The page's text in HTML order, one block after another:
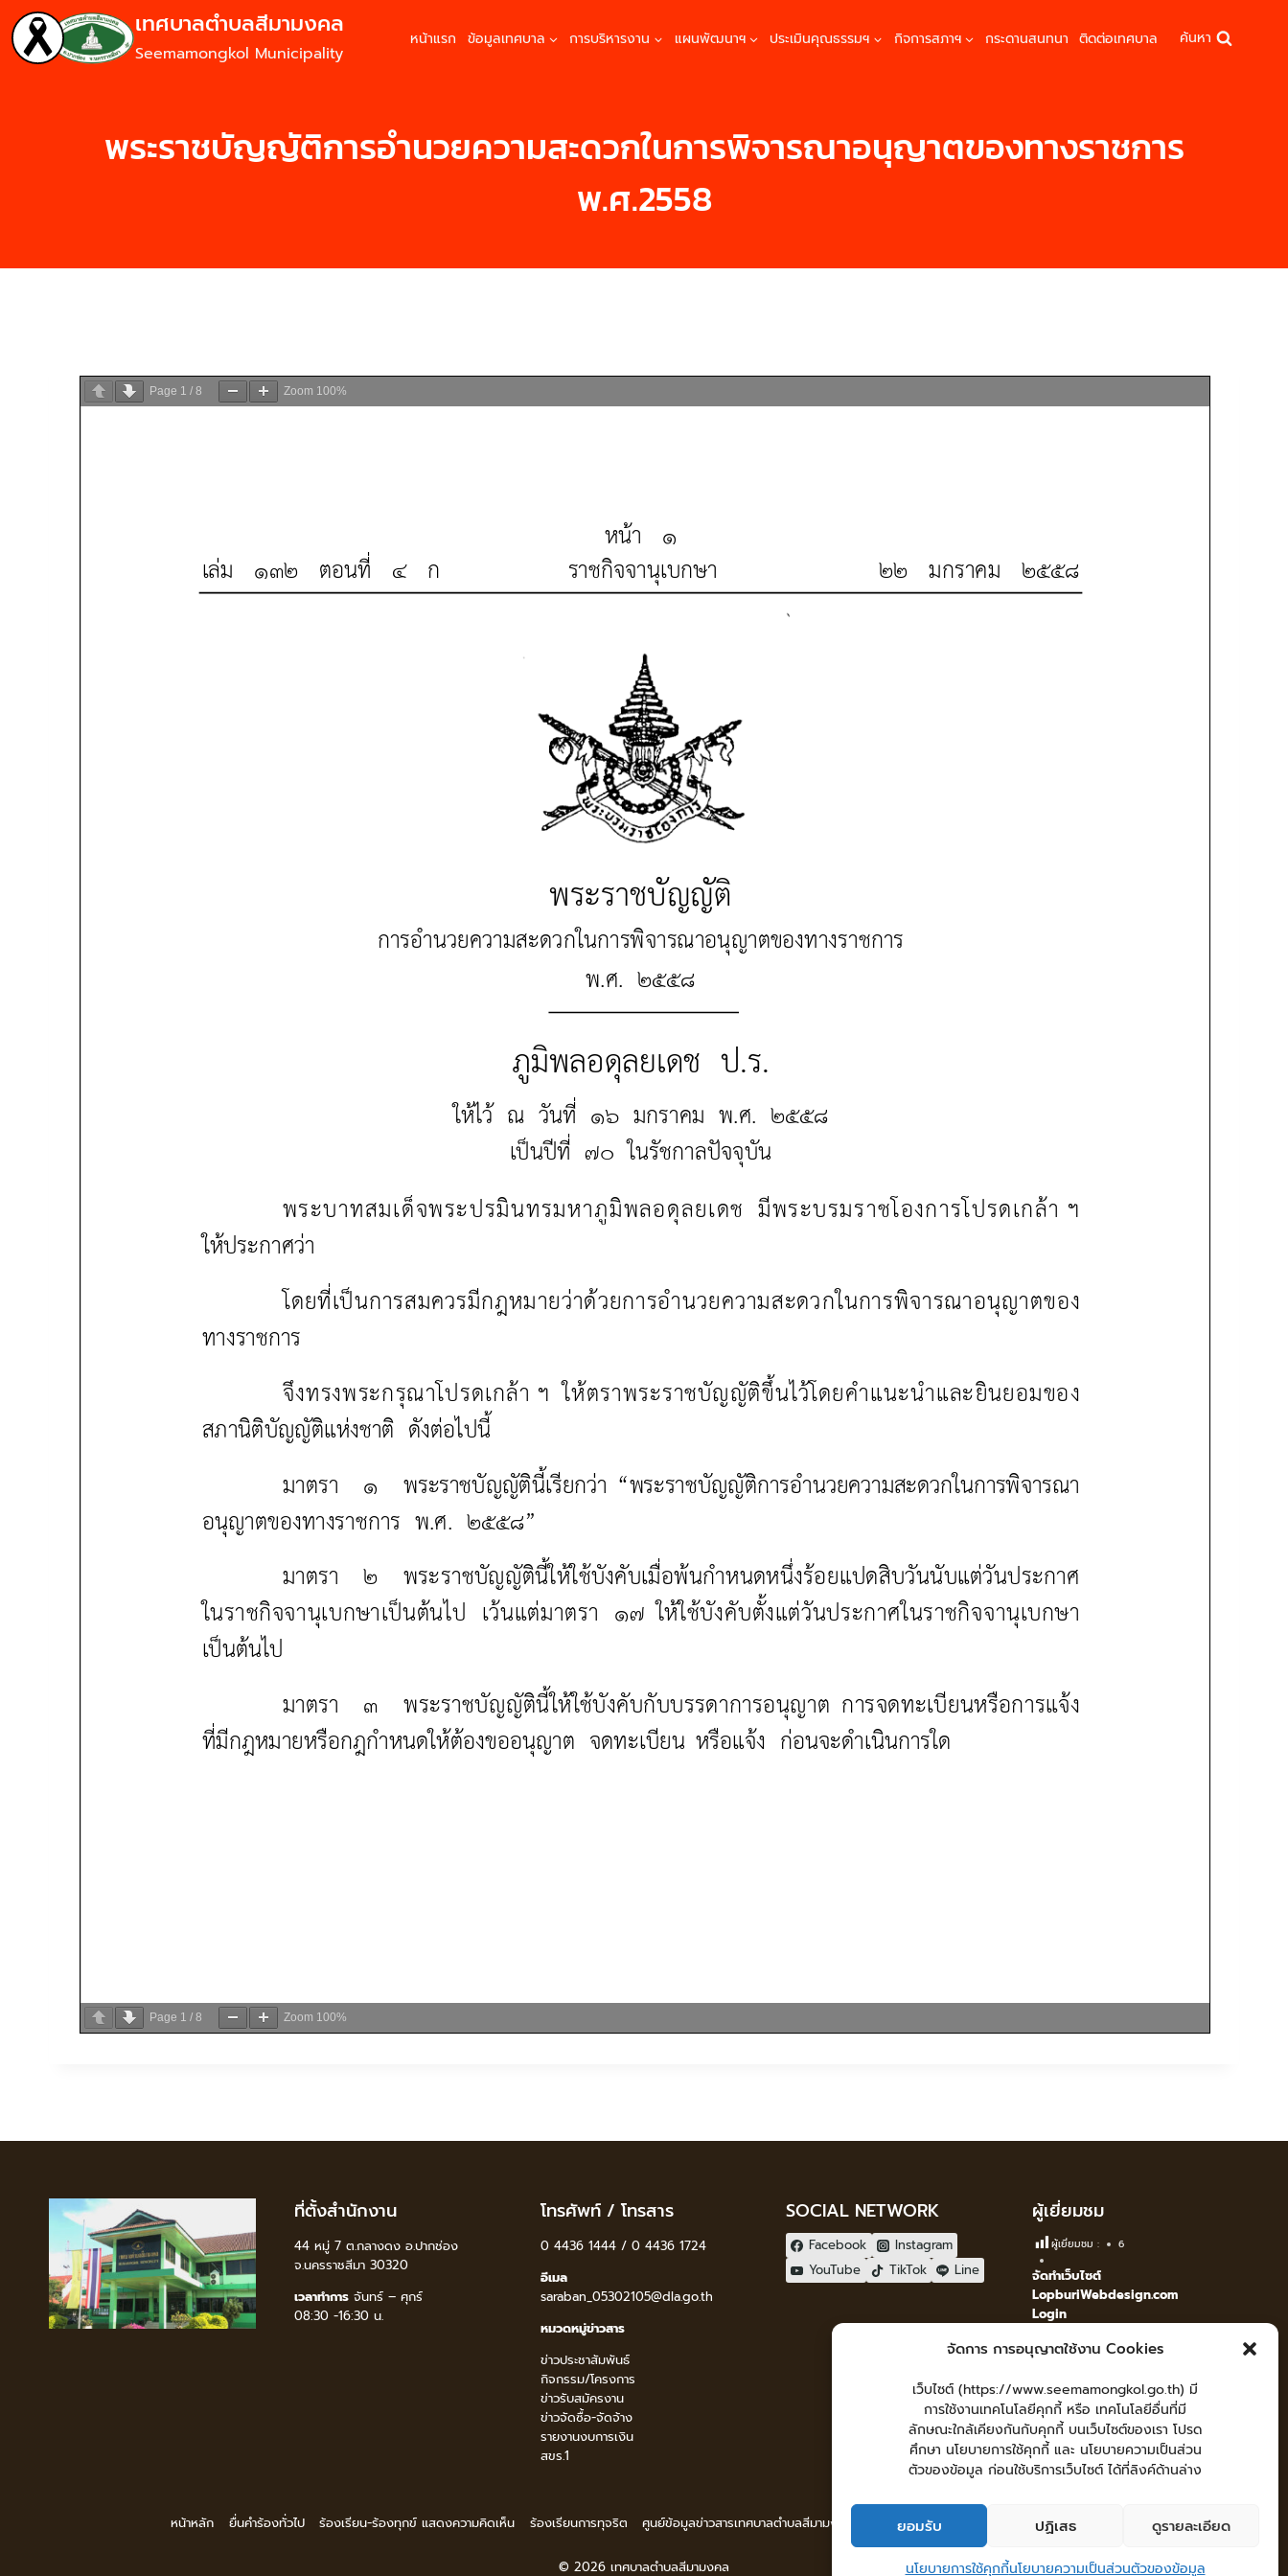
จัดการ การอนุญาตใช้งาน Cookies
เว็บไซต์ (https://www.seemamongkol.go.th) มี
การใช้งานเทคโนโลยีคุกกี้ หรือ เทคโนโลยีอื่นที่มี
ลักษณะใกล้เคียงกันกับคุกกี้ บนเว็บไซต์ของเรา โปรด
ศึกษา นโยบายการใช้คุกกี้ และ นโยบายความเป็นส่วน
ตัวของข้อมูล ก่อนใช้บริการเว็บไซต์ ได้ที่ลิงค์ด้านล่าง
ยอมรับ ปฏิเสธ ดูรายละเอียด
นโยบายการใช้คุกกี้นโยบายความเป็นส่วนตัวของข้อมูล
เทศบาลตำบลสีมามงคล
Seemamongkol Municipality
หน้าแรก ข้อมูลเทศบาล การบริหารงาน แผนพัฒนาฯ ประเมินคุณธรรมฯ กิจการสภาฯ กระดานสนทนา ติดต่อเทศบาล ค้นหา
พระราชบัญญัติการอํานวยความสะดวกในการพิจารณาอนุญาตของทางราชการ
พ.ศ.2558
Page 1 / 8 Zoom 100%
Page 1 / 8 Zoom 100%
ที่ตั้งสำนักงาน
44 หมู่ 7 ต.กลางดง อ.ปากช่อง
จ.นครราชสีมา 30320
เวลาทำการ จันทร์ – ศุกร์
08:30 -16:30 น.
โทรศัพท์ / โทรสาร
0 4436 1444 / 0 4436 1724
อีเมล
saraban_05302105@dla.go.th
หมวดหมู่ข่าวสาร
ข่าวประชาสัมพันธ์
กิจกรรม/โครงการ
ข่าวรับสมัครงาน
ข่าวจัดซื้อ-จัดจ้าง
รายงานงบการเงิน
สขร.1
SOCIAL NETWORK
Facebook
Instagram
YouTube
TikTok Line
ผู้เยี่ยมชม
ผู้เยี่ยมชม : 6
จัดทำเว็บไซต์
LopburiWebdesign.com
Login
หน้าหลัก ยื่นคำร้องทั่วไป ร้องเรียน-ร้องทุกข์ แสดงความคิดเห็น ร้องเรียนการทุจริต ศูนย์ข้อมูลข่าวสารเทศบาลตำบลสีมามงคล คู่มือประชาชน แผนผังเว็บไซต์
© 2026 เทศบาลตำบลสีมามงคล